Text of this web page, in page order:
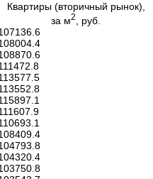
Квартиры (вторичный рынок),
за м2 , руб.